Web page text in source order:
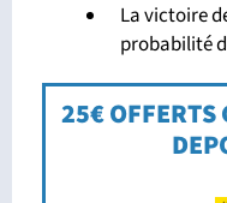
La victoire
probabilité
25€ OFFERTS